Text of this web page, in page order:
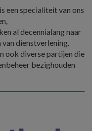
een specialiteit van ons
al decennialang naar
dienstverlening.
ook diverse partijen die
bezighouden